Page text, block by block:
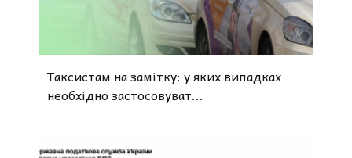
Таксистам на замітку: у яких випадках
необхідно застосовуват...